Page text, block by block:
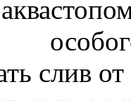
слив